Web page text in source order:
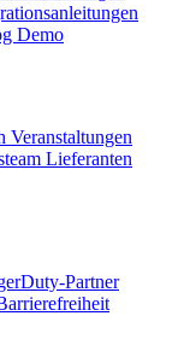
Demo
Veranstaltungen
Lieferanten
Partner